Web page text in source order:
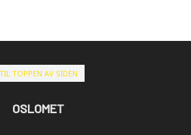
TIL TOPPEN AV SIDEN
OSLOMET